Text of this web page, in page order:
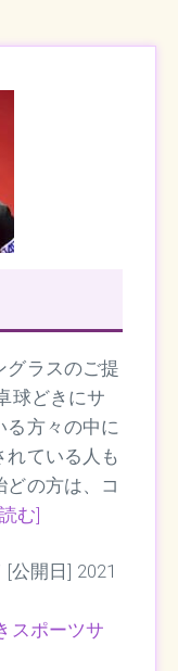
グラスのご提
球どきにサ
る方々の中に
れている人も
の方は、コ
む]
[公開日] 2021
スポーツサ